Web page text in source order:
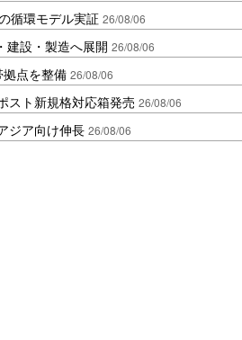
循環モデル実証 26/08/06
建設・製造へ展開 26/08/06
点を整備 26/08/06
スト新規格対応箱発売 26/08/06
ジア向け伸長 26/08/06